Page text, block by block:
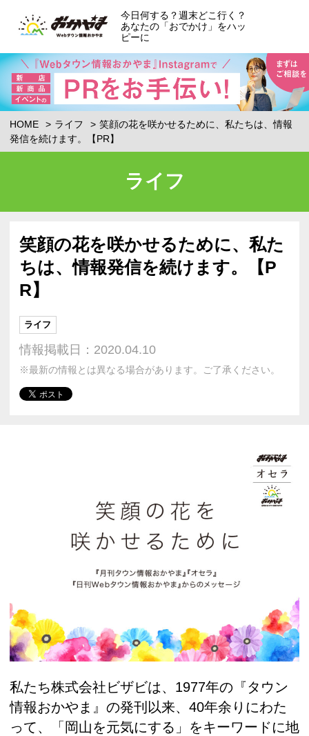
今日何する？週末どこ行く？
あなたの「おでかけ」をハッ
ピーに
HOME ライフ
笑顔の花を咲かせるために、私たちは、情報
発信を続けます。【PR】
ライフ
笑顔の花を咲かせるために、私た
ちは、情報発信を続けます。【P
R】
ライフ
情報掲載日：2020.04.10
※最新の情報とは異なる場合があります。ご了承ください。
私たち株式会社ビザビは、1977年の『タウン
情報おかやま』の発刊以来、40年余りにわた
って、「岡山を元気にする」をキーワードに地